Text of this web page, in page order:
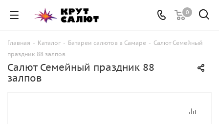
0
Главная - Каталог - Батареи салютов в Самаре - Салют Семейный
праздник 88 залпов
Салют Семейный праздник 88
залпов